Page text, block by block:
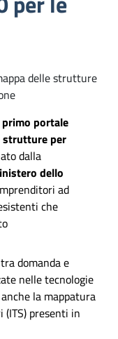
delle strutture
primo portale
strutture per
dalla
dello
ad
che
domanda e
nelle tecnologie
la mappatura
presenti in